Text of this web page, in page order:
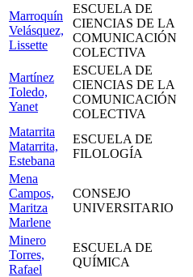
Marroquín
Velásquez,
Lissette
ESCUELA DE
CIENCIAS DE LA
COMUNICACIÓN
COLECTIVA
Martínez
Toledo,
Yanet
ESCUELA DE
CIENCIAS DE LA
COMUNICACIÓN
COLECTIVA
Matarrita
Matarrita,
Estebana
ESCUELA DE
FILOLOGÍA
Mena
Campos,
Maritza
Marlene
CONSEJO
UNIVERSITARIO
Minero
Torres,
Rafael
ESCUELA DE
QUÍMICA